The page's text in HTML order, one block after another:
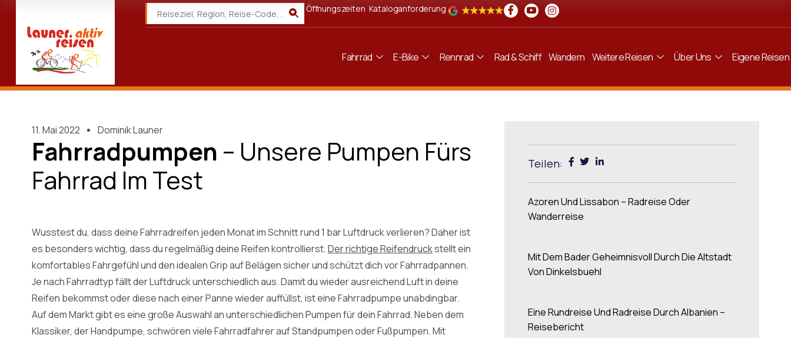
Öffnungszeiten Kataloganforderung
Fahrrad E-Bike Rennrad Rad & Schiff Wandern Weitere Reisen Über Uns Eigene Reisen
11. Mai 2022 Dominik Launer
Fahrradpumpen – Unsere Pumpen Fürs
Fahrrad Im Test
Wusstest du, dass deine Fahrradreifen jeden Monat im Schnitt rund 1 bar Luftdruck verlieren? Daher ist
es besonders wichtig, dass du regelmäßig deine Reifen kontrollierst.Der richtige Reifendruckstellt ein
komfortables Fahrgefühl und den idealen Grip auf Belägen sicher und schützt dich vor Fahrradpannen.
Je nach Fahrradtyp fällt der Luftdruck unterschiedlich aus. Damit du wieder ausreichend Luft in deine
Reifen bekommst oder diese nach einer Panne wieder auffüllst, ist eine Fahrradpumpe unabdingbar.
Auf dem Markt gibt es eine große Auswahl an unterschiedlichen Pumpen für dein Fahrrad. Neben dem
Klassiker, der Handpumpe, schwören viele Fahrradfahrer auf Standpumpen oder Fußpumpen. Mit
Teilen:
Azoren Und Lissabon – Radreise Oder
Wanderreise
Mit Dem Bader Geheimnisvoll Durch Die Altstadt
Von Dinkelsbuehl
Eine Rundreise Und Radreise Durch Albanien –
Reisebericht